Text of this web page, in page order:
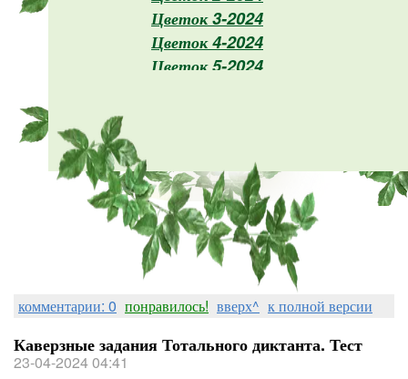
Цветок 3-2024
Цветок 4-2024
Цветок 5-2024
комментарии: 0 понравилось! вверх^ к полной версии
Каверзные задания Тотального диктанта. Тест
23-04-2024 04:41